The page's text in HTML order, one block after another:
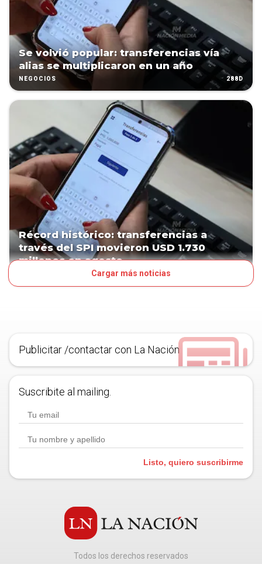
Se volvió popular: transferencias vía
alias se multiplicaron en un año
NEGOCIOS 288D
Récord histórico: transferencias a
través del SPI movieron USD 1.730
millones en agosto
Cargar más noticias
Publicitar /contactar con La Nación
Suscribite al mailing.
Listo, quiero suscribirme
Todos los derechos reservados